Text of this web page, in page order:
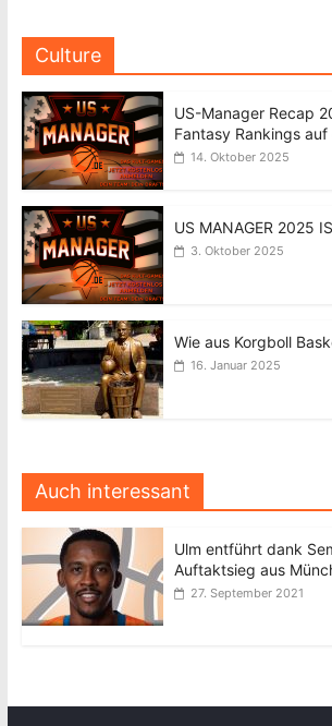
Culture
US-Manager Recap
Fantasy Rankings auf
14. Oktober 2025
US MANAGER 2025
3. Oktober 2025
Wie aus Korgboll
16. Januar 2025
Auch interessant
Ulm entführt dank
Auftaktsieg aus
27. September 2021